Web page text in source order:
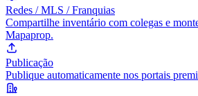
Redes / MLS / Franquias
Compartilhe inventário com colegas e
Mapaprop.
Publicação
Publique automaticamente nos portais